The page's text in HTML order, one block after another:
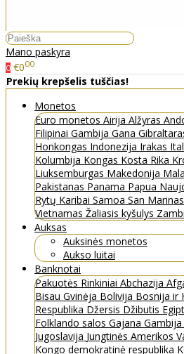
Mano paskyra
0 €000
Prekių krepšelis tuščias!
Monetos
Euro monetos Airija Alžyras
Filipinai Gambija Gana
Honkongas Indonezija Irakas
Kolumbija Kongas Kosta Rika
Liuksemburgas Makedonija
Pakistanas Panama Papua
Rytų Karibai Samoa San Marinas
Vietnamas Žaliasis kyšulys
Auksas
Auksinės monetos
Aukso luitai
Banknotai
Pakuotės Rinkiniai Abchazija
Bisau Gvinėja Bolivija Bosnija ir
Respublika Džersis Džibutis
Folklando salos Gajana Gambija
Jugoslavija Jungtinės Amerikos
Kongo demokratinė respublika